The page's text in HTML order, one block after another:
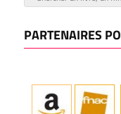
PARTENAIRES